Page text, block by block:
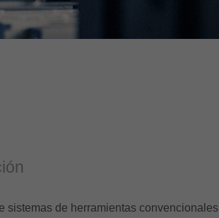
de herramientas